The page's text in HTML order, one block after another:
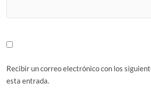
Recibir un correo electrónico con los
esta entrada.